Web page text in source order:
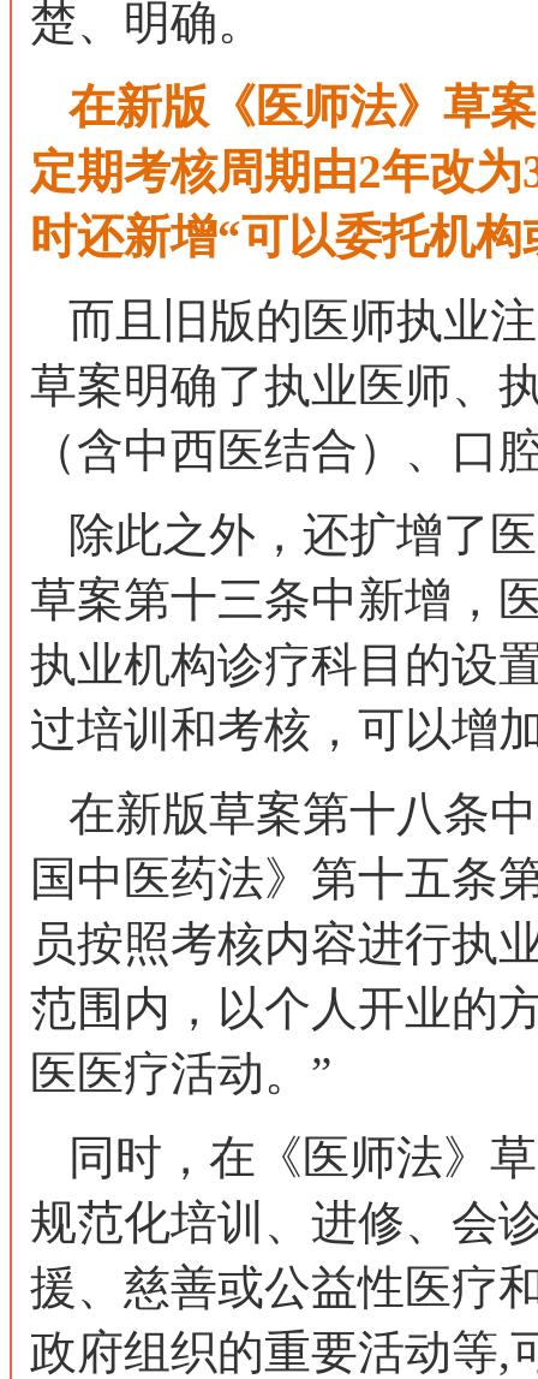
楚、明确。
在新版《医师法》草
定期考核周期由2年改
时还新增“可以委托机
而且旧版的医师执业
草案明确了执业医师、
（含中西医结合）、口
除此之外，还扩增了
草案第十三条中新增，
执业机构诊疗科目的设
过培训和考核，可以增
在新版草案第十八条
国中医药法》第十五条
员按照考核内容进行执
范围内，以个人开业的
医医疗活动。”
同时，在《医师法》
规范化培训、进修、会
援、慈善或公益性医疗
政府组织的重要活动等,